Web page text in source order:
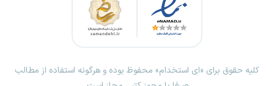
کلیه حقوق برای «ای استخدام» محفوظ بوده و هرگونه استفاده از مطالب